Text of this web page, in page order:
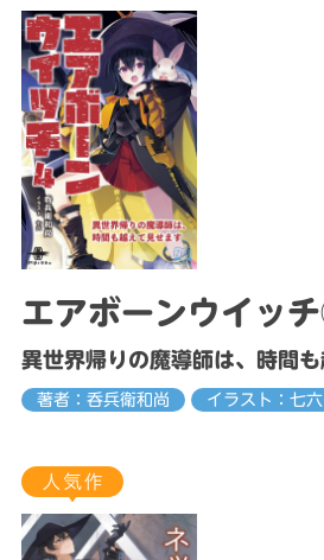
エアボーンウイッ
異世界帰りの魔導師は、時間
著者：呑兵衛和尚 イラスト：七六